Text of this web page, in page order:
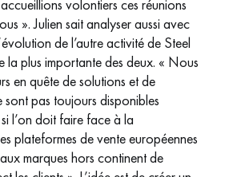
volontiers ces réunions
». Julien sait analyser aussi avec
de l’autre activité de Steel
la plus importante des deux. « Nous
en quête de solutions et de
sont pas toujours disponibles
l’on doit faire face à la
plateformes de vente européennes
marques hors continent de